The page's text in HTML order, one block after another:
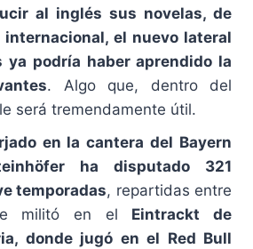
al inglés sus novelas, de
el nuevo lateral
ya podría haber aprendido la
. Algo que, dentro del
será tremendamente útil.
en la cantera del Bayern
ha disputado 321
temporadas, repartidas entre
militó en el Eintrackt de
donde jugó en el Red Bull